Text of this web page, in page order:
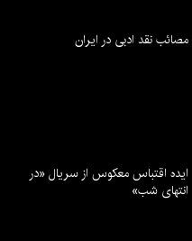
مصائب نقد ادبی در ایران
ایده اقتباس معکوس از سریال «در
انتهای شب»